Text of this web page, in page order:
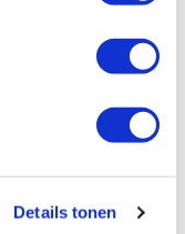
Details tonen
Laminate 13